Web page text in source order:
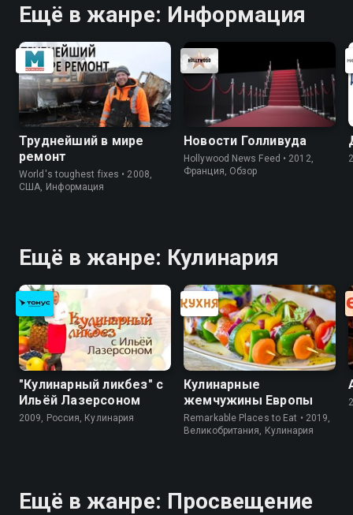
Ещё в жанре: Информация
Труднейший в мире
ремонт
World's toughest fixes • 2008,
США, Информация
Новости Голливуда
Hollywood News Feed • 2012,
Франция, Обзор
Ещё в жанре: Кулинария
"Кулинарный ликбез" с
Ильёй Лазерсоном
2009, Россия, Кулинария
Кулинарные
жемчужины Европы
Remarkable Places to Eat • 2019,
Великобритания, Кулинария
Ещё в жанре: Просвещение